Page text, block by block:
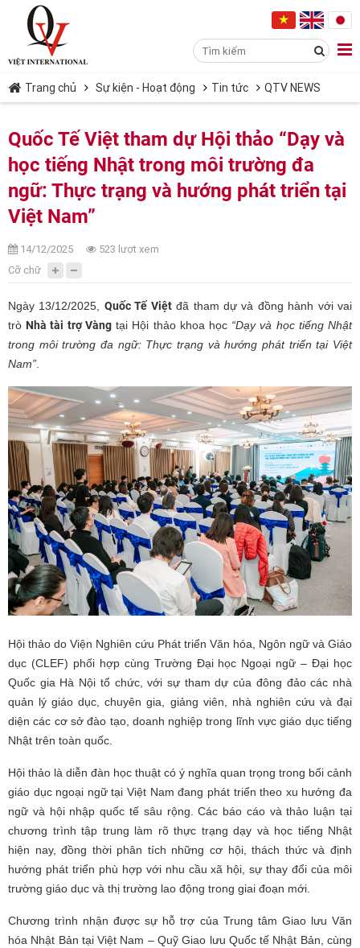
Trang chủ Sự kiện - Hoạt động Tin tức QTV NEWS
Quốc Tế Việt tham dự Hội thảo “Dạy và
học tiếng Nhật trong môi trường đa
ngữ: Thực trạng và hướng phát triển tại
Việt Nam”
14/12/2025
523 lượt xem
Cỡ chữ
Ngày 13/12/2025, Quốc Tế Việtđã tham dự và đồng hành với vai
trò Nhà tài trợ Vàngtại Hội thảo khoa học “Dạy và học tiếng Nhật
trong môi trường đa ngữ: Thực trạng và hướng phát triển tại Việt
Nam”
Hội thảo do Viện Nghiên cứu Phát triển Văn hóa, Ngôn ngữ và Giáo
dục (CLEF) phối hợp cùng Trường Đại học Ngoại ngữ – Đại học
Quốc gia Hà Nội tổ chức, với sự tham dự của đông đảo các nhà
quản lý giáo dục, chuyên gia, giảng viên, nhà nghiên cứu và đại
diện các cơ sở đào tạo, doanh nghiệp trong lĩnh vực giáo dục tiếng
Nhật trên toàn quốc.
Hội thảo là diễn đàn học thuật có ý nghĩa quan trọng trong bối cảnh
giáo dục ngoại ngữ tại Việt Nam đang phát triển theo xu hướng đa
ngữ và hội nhập quốc tế sâu rộng. Các báo cáo và thảo luận tại
chương trình tập trung làm rõ thực trạng dạy và học tiếng Nhật
hiện nay, đồng thời phân tích những cơ hội, thách thức và định
hướng phát triển phù hợp với nhu cầu xã hội, sự thay đổi của môi
trường giáo dục và thị trường lao động trong giai đoạn mới.
Chương trình nhận được sự hỗ trợ của Trung tâm Giao lưu Văn
hóa Nhật Bản tại Việt Nam – Quỹ Giao lưu Quốc tế Nhật Bản, cùng